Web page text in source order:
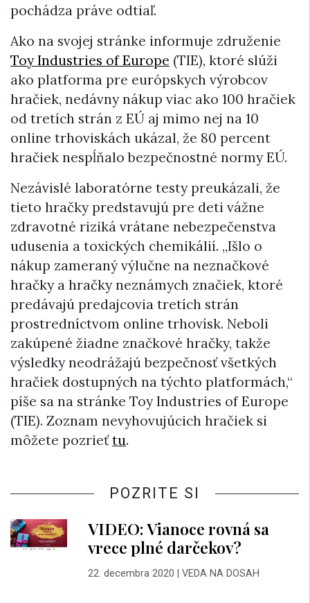
pochádza práve odtiaľ.
Ako na svojej stránke informuje združenie
Toy Industries of Europe (TIE), ktoré slúži
ako platforma pre európskych výrobcov
hračiek, nedávny nákup viac ako 100 hračiek
od tretích strán z EÚ aj mimo nej na 10
online trhoviskách ukázal, že 80 percent
hračiek nespĺňalo bezpečnostné normy EÚ.
Nezávislé laboratórne testy preukázali, že
tieto hračky predstavujú pre deti vážne
zdravotné riziká vrátane nebezpečenstva
udusenia a toxických chemikálií. „Išlo o
nákup zameraný výlučne na neznačkové
hračky a hračky neznámych značiek, ktoré
predávajú predajcovia tretích strán
prostredníctvom online trhovísk. Neboli
zakúpené žiadne značkové hračky, takže
výsledky neodrážajú bezpečnosť všetkých
hračiek dostupných na týchto platformách,“
píše sa na stránke Toy Industries of Europe
(TIE). Zoznam nevyhovujúcich hračiek si
môžete pozrieťtu.
POZRITE SI
VIDEO: Vianoce rovná sa
vrece plné darčekov?
22. decembra 2020 VEDA NA DOSAH